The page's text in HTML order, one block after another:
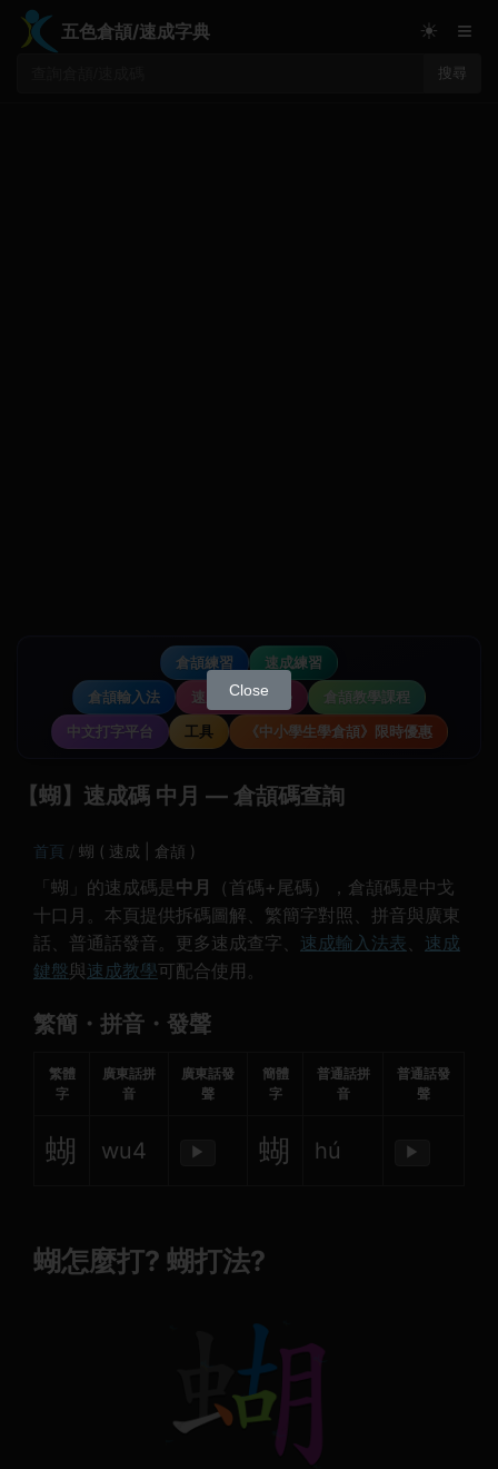
五色倉頡/速成字典
搜尋
☀ ≡
倉頡練習
速成練習
倉頡輸入法
速成輸入法教學
倉頡教學課程
中文打字平台
工具 《中小學生學倉頡》限時優惠
【蝴】速成碼 中月 — 倉頡碼查詢
首頁 蝴 ( 速成 | 倉頡 )
「蝴」的速成碼是 中月
（首碼+尾碼），倉頡碼是中戈
十口月。本頁提供拆碼圖解、繁簡字對照、拼音與廣東
話、普通話發音。更多速成查字、 速成輸入法表、 速成
鍵盤與速成教學可配合使用。
繁簡・拼音・發聲
繁體
字
廣東話拼
音
廣東話發
聲
簡體
字
普通話拼
音
普通話發
聲
蝴 wu4 ▶ 蝴 hú ▶
蝴怎麼打? 蝴打法?
Close